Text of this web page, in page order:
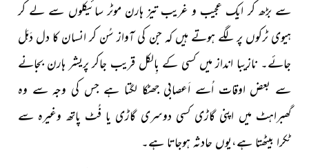
سے بڑھ کر ایک عجیب و غریب تیز ہارن موٹر سائیکلوں سے لے کر
ہیوی ٹرکوں پر لگے ہوتے ہیں کہ جن کی آواز سُن کر انسان کا دل دَہَل
جائے۔ نازیبا انداز میں کسی کے بِالکل قریب جاکر پریشر ہارن بجانے
سے بعض اوقات اُسے اَعصابی جھٹکا لگتا ہے جس کی وجہ سے وہ
گھبراہٹ میں اپنی گاڑی کسی دوسری گاڑی یا فُٹ پاتھ وغیرہ سے
ٹکرا بیٹھتا ہے،یوں حادثہ ہوجاتا ہے۔